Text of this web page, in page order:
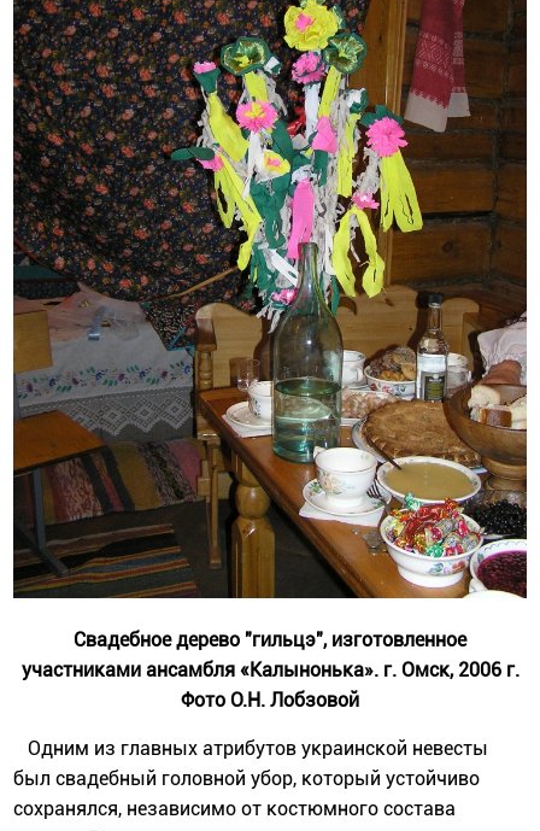
Свадебное дерево "гильцэ", изготовленное
участниками ансамбля «Калынонька». г. Омск, 2006 г.
Фото О.Н. Лобзовой
Одним из главных атрибутов украинской невесты
был свадебный головной убор, который устойчиво
сохранялся, независимо от костюмного состава